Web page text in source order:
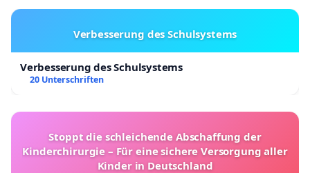
Verbesserung des Schulsystems
Verbesserung des Schulsystems
20 Unterschriften
Stoppt die schleichende Abschaffung der
Kinderchirurgie – Für eine sichere Versorgung aller
Kinder in Deutschland